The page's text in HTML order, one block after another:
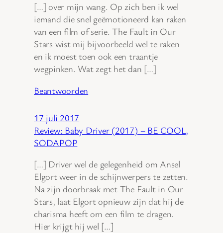
[…] over mijn wang. Op zich ben ik wel
iemand die snel geëmotioneerd kan raken
van een film of serie. The Fault in Our
Stars wist mij bijvoorbeeld wel te raken
en ik moest toen ook een traantje
wegpinken. Wat zegt het dan […]
Beantwoorden
17 juli 2017
Review: Baby Driver (2017) – BE COOL,
SODAPOP
[…] Driver wel de gelegenheid om Ansel
Elgort weer in de schijnwerpers te zetten.
Na zijn doorbraak met The Fault in Our
Stars, laat Elgort opnieuw zijn dat hij de
charisma heeft om een film te dragen.
Hier krijgt hij wel […]